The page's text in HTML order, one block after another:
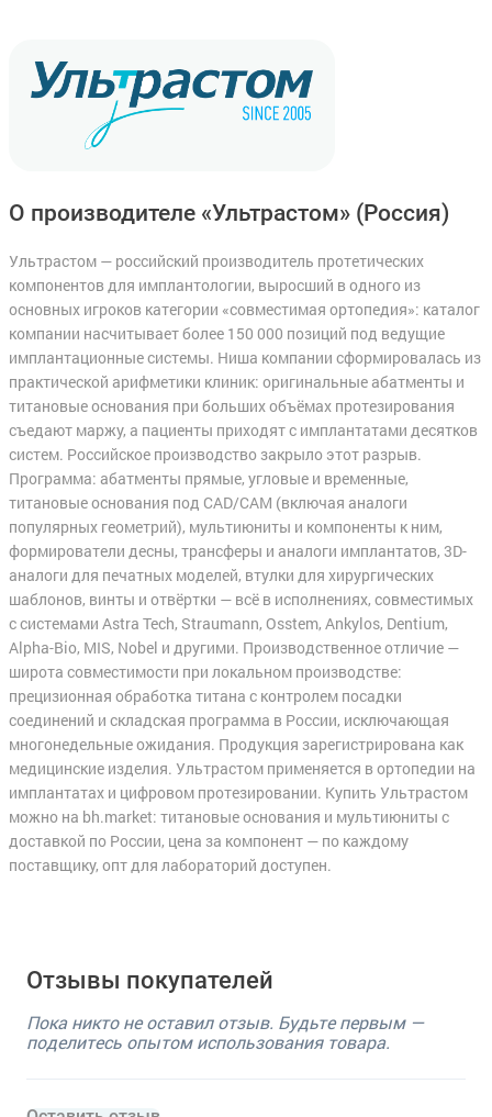
О производителе «Ультрастом» (Россия)
Ультрастом — российский производитель протетических
компонентов для имплантологии, выросший в одного из
основных игроков категории «совместимая ортопедия»: каталог
компании насчитывает более 150 000 позиций под ведущие
имплантационные системы. Ниша компании сформировалась из
практической арифметики клиник: оригинальные абатменты и
титановые основания при больших объёмах протезирования
съедают маржу, а пациенты приходят с имплантатами десятков
систем. Российское производство закрыло этот разрыв.
Программа: абатменты прямые, угловые и временные,
титановые основания под CAD/CAM (включая аналоги
популярных геометрий), мультиюниты и компоненты к ним,
формирователи десны, трансферы и аналоги имплантатов, 3D-
аналоги для печатных моделей, втулки для хирургических
шаблонов, винты и отвёртки — всё в исполнениях, совместимых
с системами Astra Tech, Straumann, Osstem, Ankylos, Dentium,
Alpha-Bio, MIS, Nobel и другими. Производственное отличие —
широта совместимости при локальном производстве:
прецизионная обработка титана с контролем посадки
соединений и складская программа в России, исключающая
многонедельные ожидания. Продукция зарегистрирована как
медицинские изделия. Ультрастом применяется в ортопедии на
имплантатах и цифровом протезировании. Купить Ультрастом
можно на bh.market: титановые основания и мультиюниты с
доставкой по России, цена за компонент — по каждому
поставщику, опт для лабораторий доступен.
Отзывы покупателей
Пока никто не оставил отзыв. Будьте первым —
поделитесь опытом использования товара.